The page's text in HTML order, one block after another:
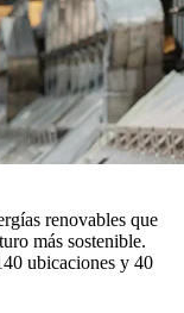
renovables que
más sostenible.
ubicaciones y 40